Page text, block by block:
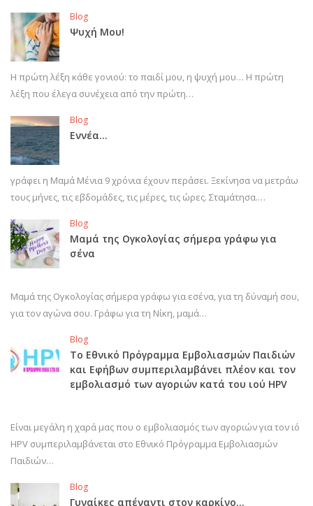
Blog
Ψυχή Μου!
Η πρώτη λέξη κάθε γονιού: το παιδί μου, η ψυχή μου… Η πρώτη
λέξη που έλεγα συνέχεια από την πρώτη…
Blog
Εννέα…
γράφει η Μαμά Μένια 9 χρόνια έχουν περάσει. Ξεκίνησα να μετράω
τους μήνες, τις εβδομάδες, τις μέρες, τις ώρες. Σταμάτησα.…
Blog
Μαμά της Ογκολογίας σήμερα γράφω για
σένα
Μαμά της Ογκολογίας σήμερα γράφω για εσένα, για τη δύναμή σου,
για τον αγώνα σου. Γράφω για τη Νίκη, μαμά…
Blog
Το Εθνικό Πρόγραμμα Εμβολιασμών Παιδιών
και Εφήβων συμπεριλαμβάνει πλέον και τον
εμβολιασμό των αγοριών κατά του ιού HPV
Είναι μεγάλη η χαρά μας που ο εμβολιασμός των αγοριών για τον ιό
HPV συμπεριλαμβάνεται στο Εθνικό Πρόγραμμα Εμβολιασμών
Παιδιών…
Blog
Γυναίκες απέναντι στον καρκίνο…